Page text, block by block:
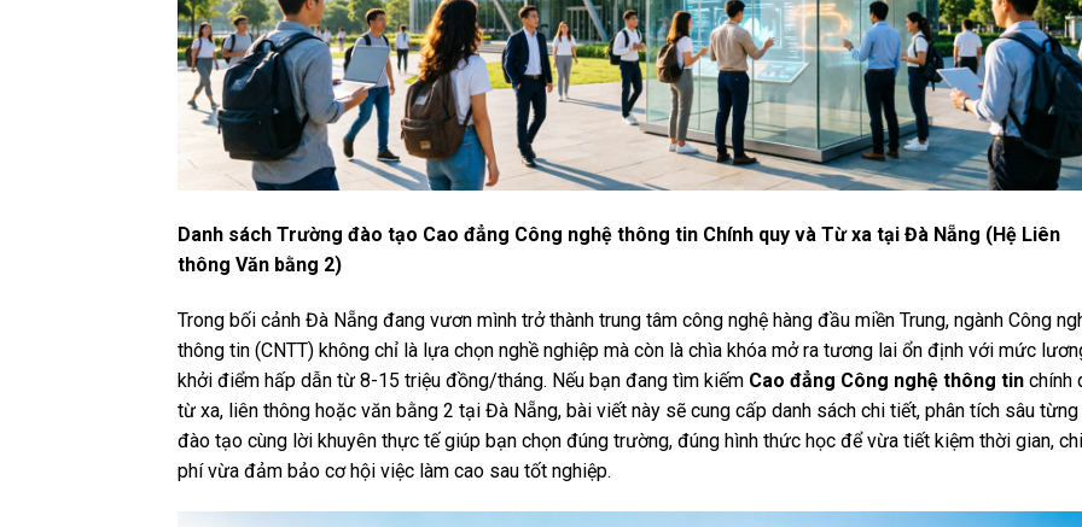
Danh sách Trường đào tạo Cao đẳng Công nghệ thông tin Chính quy và Từ xa tại Đà Nẵng (Hệ Liên
thông Văn bằng 2)
Trong bối cảnh Đà Nẵng đang vươn mình trở thành trung tâm công nghệ hàng đầu miền Trung, ngành Công
thông tin (CNTT) không chỉ là lựa chọn nghề nghiệp mà còn là chìa khóa mở ra tương lai ổn định với mức
khởi điểm hấp dẫn từ 8-15 triệu đồng/tháng. Nếu bạn đang tìm kiếm Cao đẳng Công nghệ thông tin chính
từ xa, liên thông hoặc văn bằng 2 tại Đà Nẵng, bài viết này sẽ cung cấp danh sách chi tiết, phân tích sâu từng
đào tạo cùng lời khuyên thực tế giúp bạn chọn đúng trường, đúng hình thức học để vừa tiết kiệm thời gian, chi
phí vừa đảm bảo cơ hội việc làm cao sau tốt nghiệp.